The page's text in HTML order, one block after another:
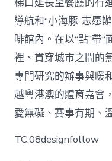
導航和“小海豚”志愿
啡館內。在以“點”帶
裡、貫穿城市之間的
專門研究的辦事與暖
越粵港澳的體育嘉會
愛無礙、賽事有期、
TC:08designfollow